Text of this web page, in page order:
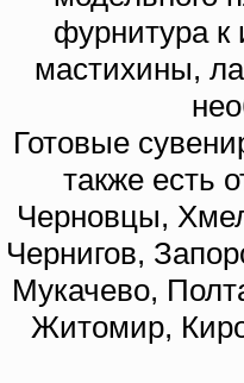
фурнитура
мастихины,
Готовые
также есть
Черновцы,
Чернигов,
Мукачево,
Житомир,